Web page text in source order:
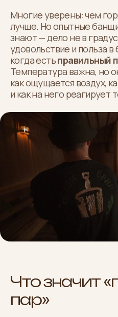
Многие уверены: чем
лучше. Но опытные
знают — дело не в
удовольствие и польза
когда естьправильный
Температура важна, но
как ощущается воздух,
и как на него реагирует
Что значит
пар»